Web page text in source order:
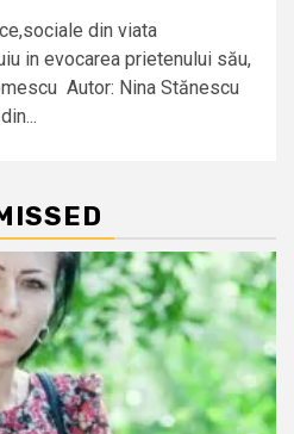
din viata
in evocarea prietenului său,
Autor: Nina Stănescu